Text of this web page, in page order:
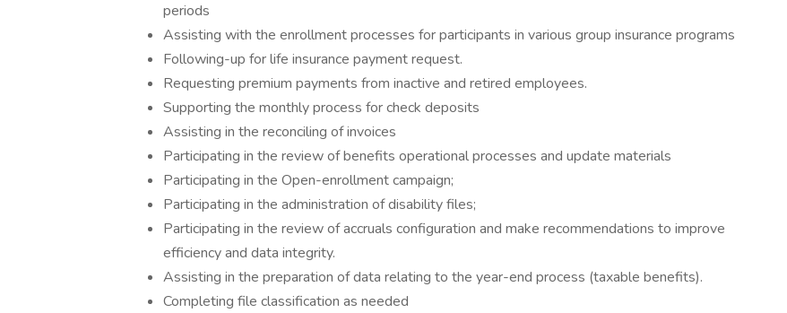
periods
Assisting with the enrollment processes for participants in various group insurance programs
Following-up for life insurance payment request.
Requesting premium payments from inactive and retired employees.
Supporting the monthly process for check deposits
Assisting in the reconciling of invoices
Participating in the review of benefits operational processes and update materials
Participating in the Open-enrollment campaign;
Participating in the administration of disability files;
Participating in the review of accruals configuration and make recommendations to improve
efficiency and data integrity.
Assisting in the preparation of data relating to the year-end process (taxable benefits).
Completing file classification as needed